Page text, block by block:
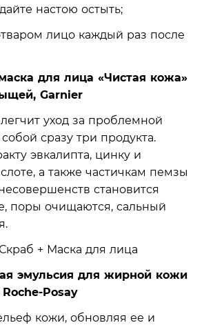
настою остыть;
лицо каждый раз после
для лица «Чистая кожа»
Garnier
уход за проблемной
сразу три продукта.
эвкалипта, цинку и
а также частичкам пемзы
становится
поры очищаются, сальный
эмульсия для жирной кожи
Posay
кожи, обновляя ее и